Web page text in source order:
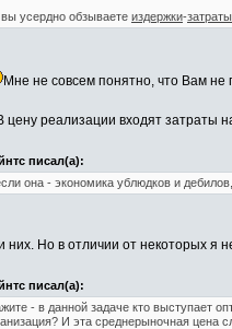
усердно обзываете издержки-затраты
Мне не совсем понятно, что Вам не
цену реализации входят затраты
писал(а):
она - экономика ублюдков и
них. Но в отличии от некоторых я
писал(а):
- в данной задаче кто выступает
И эта среднерыночная цена